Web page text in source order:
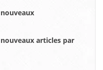
articles par